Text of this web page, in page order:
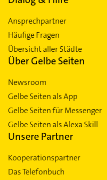
Ansprechpartner
Häufige Fragen
Übersicht aller Städte
Über Gelbe Seiten
Newsroom
Gelbe Seiten als App
Gelbe Seiten für Messenger
Gelbe Seiten als Alexa Skill
Unsere Partner
Kooperationspartner
Das Telefonbuch